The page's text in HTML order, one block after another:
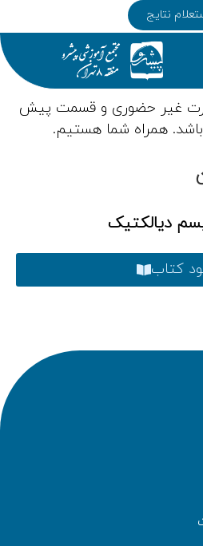
نتایج
غیر حضوری و قسمت پیش
همراه شما هستیم.
دیالکتیک
کتاب